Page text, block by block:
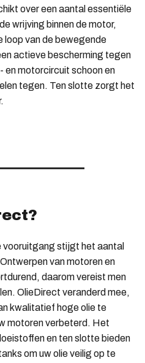
over een aantal essentiële
wrijving binnen de motor,
loop van de bewegende
actieve bescherming tegen
en motorcircuit schoon en
tegen. Ten slotte zorgt het
vooruitgang stijgt het aantal
van motoren en
daarom vereist men
OlieDirect veranderd mee,
kwalitatief hoge olie te
motoren verbeterd. Het
en ten slotte bieden
om uw olie veilig op te